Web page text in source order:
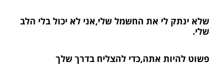
שלא ינתק לי את החשמל שלי,אני לא יכול בלי הלב
שלי.
פשוט להיות אתה,כדי להצליח בדרך שלך